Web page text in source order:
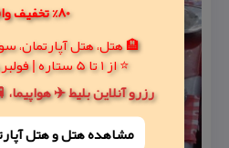
80% تخفیف واقعی
🏨 هتل، هتل آپارتمان،
⭐ از 1 تا 5 ستاره | فولبرد | نزدیک حرم
رزرو آنلاین بلیط ✈️
مشاهده هتل و هتل‌